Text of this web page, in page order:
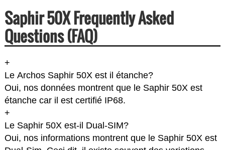
Saphir 50X Frequently Asked
Questions (FAQ)
+
Le Archos Saphir 50X est il étanche?
Oui, nos données montrent que le Saphir 50X est
étanche car il est certifié IP68.
+
Le Saphir 50X est-il Dual-SIM?
Oui, nos informations montrent que le Saphir 50X est